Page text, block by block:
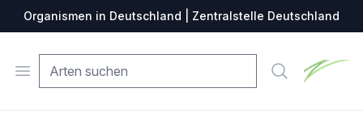
Organismen in Deutschland | Zentralstelle Deutschland
Open menu Suche